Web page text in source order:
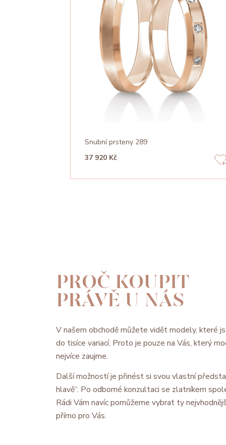
Snubní prsteny 289
37 920 Kč
PROČ KOUPIT
PRÁVĚ U NÁS
V našem obchodě můžete vidět modely, které
do tisíce variací. Proto je pouze na Vás, který
nejvíce zaujme.
Další možností je přinést si svou vlastní
hlavě“. Po odborné konzultaci se zlatníkem
Rádi Vám navíc pomůžeme vybrat ty
přímo pro Vás.